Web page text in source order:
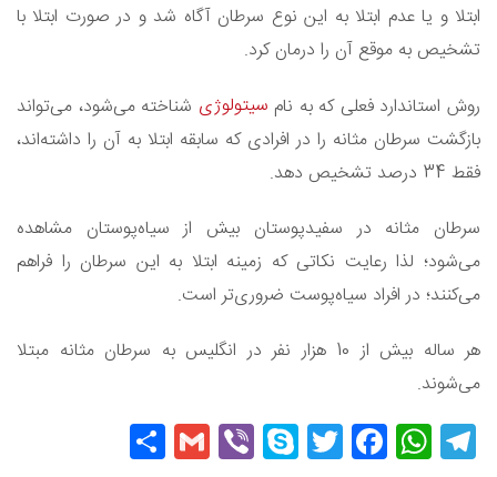
ابتلا و یا عدم ابتلا به این نوع سرطان آگاه شد و در صورت ابتلا با
تشخیص به موقع آن را درمان کرد.
روش استاندارد فعلی که به نام سیتولوژی شناخته می‌شود، می‌تواند
بازگشت سرطان مثانه را در افرادی که سابقه ابتلا به آن را داشته‌اند،
فقط 34 درصد تشخیص دهد.
سرطان مثانه در سفیدپوستان بیش از سیاه‌پوستان مشاهده
می‌شود؛ لذا رعایت نکاتی که زمینه ابتلا به این سرطان را فراهم
می‌کنند؛ در افراد سیاه‌پوست ضروری‌تر است.
هر ساله بیش از 10 هزار نفر در انگلیس به سرطان مثانه مبتلا
می‌شوند.
Telegram
WhatsApp
Facebook
Twitter
Skype
Viber
Gmail